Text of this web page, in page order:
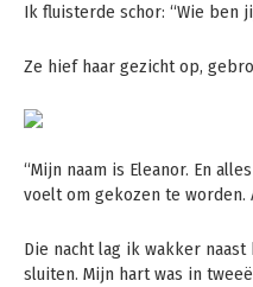
Ik fluisterde schor: “Wie ben
Ze hief haar gezicht op,
“Mijn naam is Eleanor. En
voelt om gekozen te worden.
Die nacht lag ik wakker
sluiten. Mijn hart was in